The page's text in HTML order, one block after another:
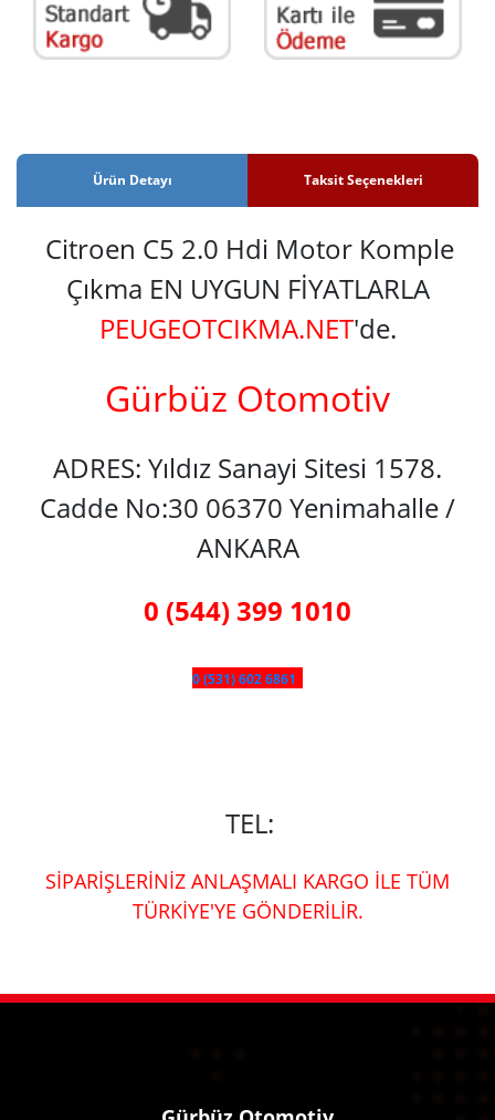
Ürün Detayı Taksit Seçenekleri
Citroen C5 2.0 Hdi Motor Komple
Çıkma EN UYGUN FİYATLARLA
PEUGEOTCIKMA.NET'de.
Gürbüz Otomotiv
ADRES: Yıldız Sanayi Sitesi 1578.
Cadde No:30 06370 Yenimahalle /
ANKARA
0 (544) 399 1010
0 (531) 602 6861
TEL:
SİPARİŞLERİNİZ ANLAŞMALI KARGO İLE TÜM
TÜRKİYE'YE GÖNDERİLİR.